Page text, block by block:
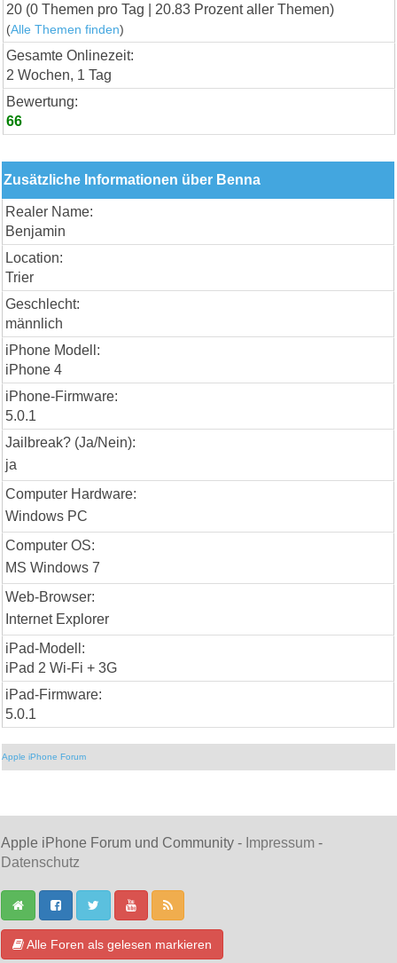
20 (0 Themen pro Tag | 20.83 Prozent aller Themen)
(Alle Themen finden)
Gesamte Onlinezeit:
2 Wochen, 1 Tag
Bewertung:
66
Zusätzliche Informationen über Benna
Realer Name:
Benjamin
Location:
Trier
Geschlecht:
männlich
iPhone Modell:
iPhone 4
iPhone-Firmware:
5.0.1
Jailbreak? (Ja/Nein):
ja
Computer Hardware:
Windows PC
Computer OS:
MS Windows 7
Web-Browser:
Internet Explorer
iPad-Modell:
iPad 2 Wi-Fi + 3G
iPad-Firmware:
5.0.1
Apple iPhone Forum
Apple iPhone Forum und Community - Impressum -
Datenschutz
Alle Foren als gelesen markieren